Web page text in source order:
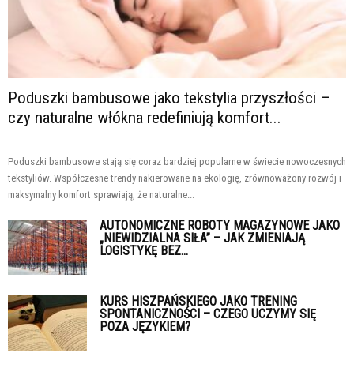
Poduszki bambusowe jako tekstylia przyszłości –
czy naturalne włókna redefiniują komfort...
Poduszki bambusowe stają się coraz bardziej popularne w świecie nowoczesnych
tekstyliów. Współczesne trendy nakierowane na ekologię, zrównoważony rozwój i
maksymalny komfort sprawiają, że naturalne...
AUTONOMICZNE ROBOTY MAGAZYNOWE JAKO
„NIEWIDZIALNA SIŁA” – JAK ZMIENIAJĄ
LOGISTYKĘ BEZ...
KURS HISZPAŃSKIEGO JAKO TRENING
SPONTANICZNOŚCI – CZEGO UCZYMY SIĘ
POZA JĘZYKIEM?